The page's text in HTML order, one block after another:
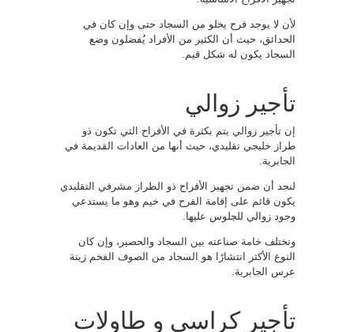
لأن لا يوجد فرح يخلو من السجاد حتى وإن كان في
الحدائق، حيث أن الكثير من الأفراد يُفضلون وضع
السجاد يكون له شكل قيم.
تأجير زوالي
إن تأجير زوالي يتم بكثرة في الأفراح التي تكون ذو
طراز خليجي تقليدي، حيث أنها من العادات القديمة في
الجابرية.
لنجد أن ضمن تجهيز الأفراح ذو الطراز مشرفي التقليدي
يكون قائم على إقامة الفرح في خيم وهو ما يستدعي
وجود زوالي للجلوس عليها.
وتختلف خامة صناعته بين السجاد والحصير، وإن كان
النوع الأكثر انتشارًا هو السجاد من الصوف الفخم زينة
عرس الجابرية.
تأجير كراسي و طاولات